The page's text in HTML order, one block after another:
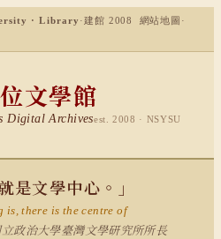
· Library ·建館 2008 網站地圖 ·
文學館
Digital Archivesest. 2008 · NSYSU
是文學中心。」
is, there is the centre of
政治大學臺灣文學研究所所長